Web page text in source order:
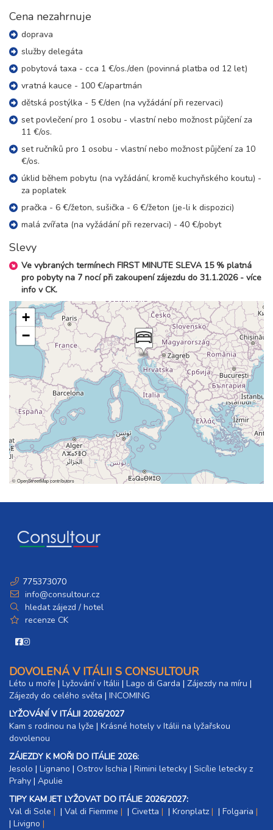
19 400 Kč
24.10. - 31.10.26
19 400 Kč
Cena nezahrnuje
doprava
služby delegáta
pobytová taxa - cca 1 €/os./den (povinná platba od 12 let)
vratná kauce - 100 €/apartmán
dětská postýlka - 5 €/den (na vyžádání při rezervaci)
set povlečení pro 1 osobu - vlastní nebo možnost půjčení za
11 €/os.
set ručníků pro 1 osobu - vlastní nebo možnost půjčení za 10
€/os.
úklid během pobytu (na vyžádání, kromě kuchyňského koutu) -
za poplatek
pračka - 6 €/žeton, sušička - 6 €/žeton (je-li k dispozici)
malá zvířata (na vyžádání při rezervaci) - 40 €/pobyt
Slevy
Ve vybraných termínech FIRST MINUTE SLEVA 15 % platná
pro pobyty na 7 nocí při zakoupení zájezdu do 31.1.2026 - více
info v CK.
+
−
©OpenStreetMapcontributors
775373070
info@consultour.cz
hledat zájezd / hotel
recenze CK
DOVOLENÁ V ITÁLII S CONSULTOUR
Léto u moře | Lyžování v Itálii | Lago di Garda | Zájezdy na míru |
Zájezdy do celého světa | INCOMING
LYŽOVÁNÍ V ITÁLII 2026/2027
Kam s rodinou na lyže |​ Krásné hotely v Itálii na lyžařskou
dovolenou
ZÁJEZDY K MOŘI DO ITÁLIE 2026:
Jesolo | Lignano | Ostrov Ischia | Rimini letecky | Sicílie letecky z
Prahy | Apulie
TIPY KAM JET LYŽOVAT DO ITÁLIE 2026/2027:
Val di Sole
| Val di Fiemme | Civetta | Kronplatz | Folgaria
| Livigno